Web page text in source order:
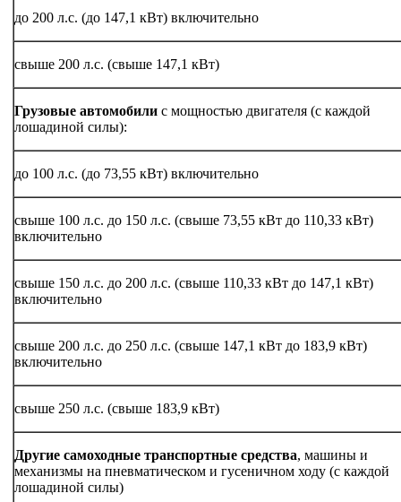
до 200 л.с. (до 147,1 кВт) включительно
свыше 200 л.с. (свыше 147,1 кВт)
Грузовые автомобили с мощностью двигателя (с каждой
лошадиной силы):
до 100 л.с. (до 73,55 кВт) включительно
свыше 100 л.с. до 150 л.с. (свыше 73,55 кВт до 110,33 кВт)
включительно
свыше 150 л.с. до 200 л.с. (свыше 110,33 кВт до 147,1 кВт)
включительно
свыше 200 л.с. до 250 л.с. (свыше 147,1 кВт до 183,9 кВт)
включительно
свыше 250 л.с. (свыше 183,9 кВт)
Другие самоходные транспортные средства, машины и
механизмы на пневматическом и гусеничном ходу (с каждой
лошадиной силы)